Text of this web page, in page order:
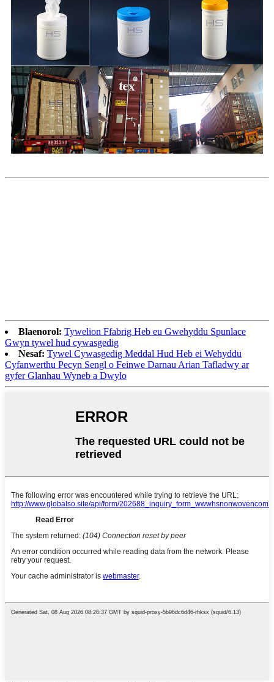
Blaenorol: Tywelion Ffabrig Heb eu Gwehyddu Spunlace
Gwyn tywel hud cywasgedig
Nesaf: Tywel Cywasgedig Meddal Hud Heb ei Wehyddu
Cyfanwerthu Pecyn Sengl o Feinwe Darnau Arian Tafladwy ar
gyfer Glanhau Wyneb a Dwylo